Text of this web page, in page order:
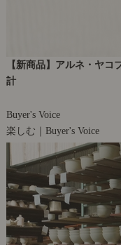
【新商品】アルネ・ヤ
計
Buyer's Voice
楽しむ｜Buyer's Voice